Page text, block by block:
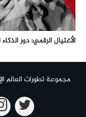
الأغتيال الرقمي: دور
مجموعة تطورات العالم